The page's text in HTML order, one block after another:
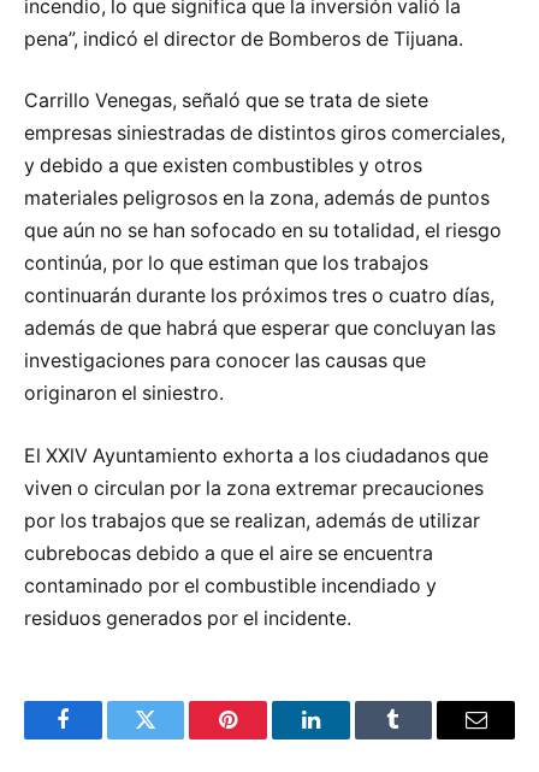
incendio, lo que significa que la inversión valió la
pena”, indicó el director de Bomberos de Tijuana.
Carrillo Venegas, señaló que se trata de siete
empresas siniestradas de distintos giros comerciales,
y debido a que existen combustibles y otros
materiales peligrosos en la zona, además de puntos
que aún no se han sofocado en su totalidad, el riesgo
continúa, por lo que estiman que los trabajos
continuarán durante los próximos tres o cuatro días,
además de que habrá que esperar que concluyan las
investigaciones para conocer las causas que
originaron el siniestro.
El XXlV Ayuntamiento exhorta a los ciudadanos que
viven o circulan por la zona extremar precauciones
por los trabajos que se realizan, además de utilizar
cubrebocas debido a que el aire se encuentra
contaminado por el combustible incendiado y
residuos generados por el incidente.
FacebookTwitter Pinterest LinkedInTumblr Email